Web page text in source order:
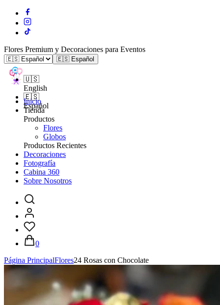
Flores Premium y Decoraciones para Eventos
🇪🇸 Español
🇺🇸
English
🇪🇸
Español
Inicio
Tienda
Productos
Flores
Globos
Productos Recientes
Decoraciones
Fotografía
Cabina 360
Sobre Nosotros
0
Página PrincipalFlores24 Rosas con Chocolate